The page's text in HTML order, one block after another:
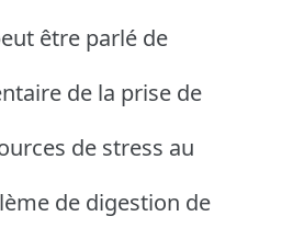
être parlé de
de la prise de
de stress au
de digestion de